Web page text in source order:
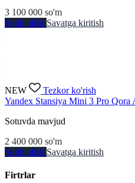
3 100 000 so'm
Sotib olish Savatga kiritish
NEW
Tezkor ko'rish
Yandex Stansiya Mini 3 Pro
Sotuvda mavjud
2 400 000 so'm
Sotib olish Savatga kiritish
Firtrlar